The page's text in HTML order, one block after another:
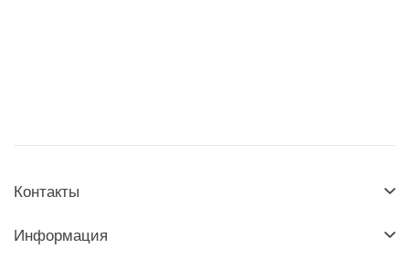
Контакты
Информация